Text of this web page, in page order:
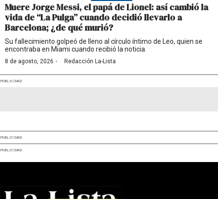
Muere Jorge Messi, el papá de Lionel: así cambió la
vida de “La Pulga” cuando decidió llevarlo a
Barcelona; ¿de qué murió?
Su fallecimiento golpeó de lleno al círculo íntimo de Leo, quien se
encontraba en Miami cuando recibió la noticia.
8 de agosto, 2026 · Redacción La-Lista
PUBLICIDAD
PUBLICIDAD
PUBLICIDAD